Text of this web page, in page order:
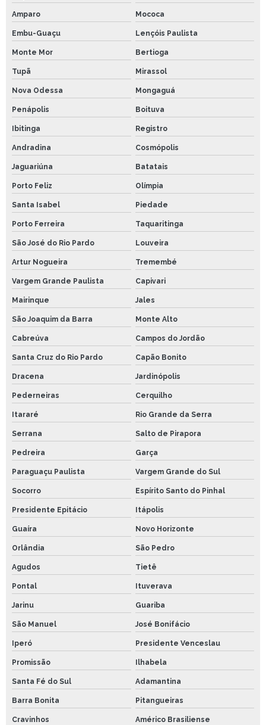
Amparo Mococa
Embu-Guaçu Lençóis Paulista
Monte Mor Bertioga
Tupã Mirassol
Nova Odessa Mongaguá
Penápolis Boituva
Ibitinga Registro
Andradina Cosmópolis
Jaguariúna Batatais
Porto Feliz Olímpia
Santa Isabel Piedade
Porto Ferreira Taquaritinga
São José do Rio Pardo Louveira
Artur Nogueira Tremembé
Vargem Grande Paulista Capivari
Mairinque Jales
São Joaquim da Barra Monte Alto
Cabreúva Campos do Jordão
Santa Cruz do Rio Pardo Capão Bonito
Dracena Jardinópolis
Pederneiras Cerquilho
Itararé Rio Grande da Serra
Serrana Salto de Pirapora
Pedreira Garça
Paraguaçu Paulista Vargem Grande do Sul
Socorro Espírito Santo do Pinhal
Presidente Epitácio Itápolis
Guaíra Novo Horizonte
Orlândia São Pedro
Agudos Tietê
Pontal Ituverava
Jarinu Guariba
São Manuel José Bonifácio
Iperó Presidente Venceslau
Promissão Ilhabela
Santa Fé do Sul Adamantina
Barra Bonita Pitangueiras
Cravinhos Américo Brasiliense